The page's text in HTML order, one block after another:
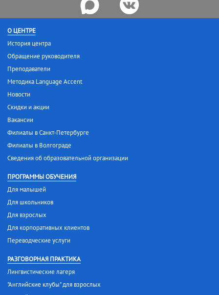
О ЦЕНТРЕ
История центра
Обращение руководителя
Преподаватели
Методика Language Accent
Новости
Скидки и акции
Вакансии
Филиалы в Санкт-Петербурге
Филиалы в Волгограде
Сведения об образовательной организации
ПРОГРАММЫ ОБУЧЕНИЯ
Для малышей
Для школьников
Для взрослых
Для корпоративных клиентов
Переводческие услуги
РАЗГОВОРНАЯ ПРАКТИКА
Лингвистические лагеря
"Английские клубы" для взрослых